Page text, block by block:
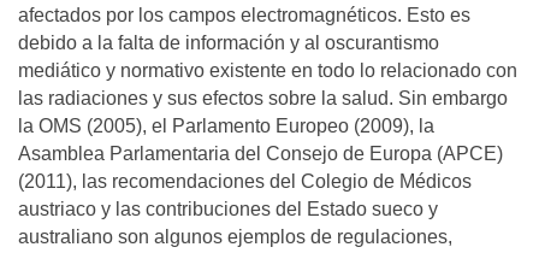
afectados por los campos electromagnéticos. Esto es
debido a la falta de información y al oscurantismo
mediático y normativo existente en todo lo relacionado con
las radiaciones y sus efectos sobre la salud. Sin embargo
la OMS (2005), el Parlamento Europeo (2009), la
Asamblea Parlamentaria del Consejo de Europa (APCE)
(2011), las recomendaciones del Colegio de Médicos
austriaco y las contribuciones del Estado sueco y
australiano son algunos ejemplos de regulaciones,